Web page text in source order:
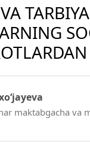
maktabgacha va